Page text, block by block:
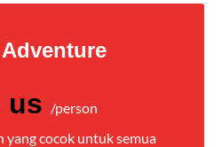
us /person
yang cocok untuk semua